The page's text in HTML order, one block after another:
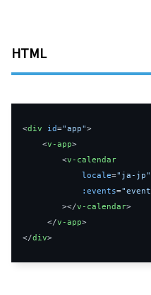
HTML
<div id="app">
<v-app>
<v-calendar
locale="ja-jp"
: events=
></v-calendar>
</v-app>
</div>